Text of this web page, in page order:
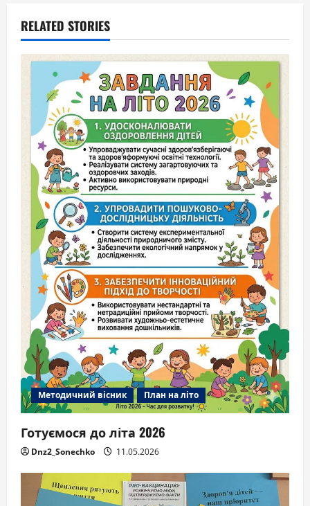
RELATED STORIES
Методичний вісник План на літо
Готуємося до літа 2026
Dnz2_Sonechko 11.05.2026